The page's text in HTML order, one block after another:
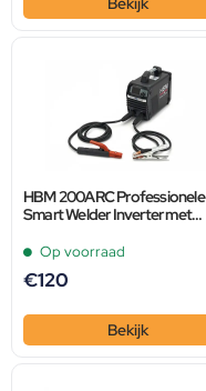
HBM 200ARC Professionele
Smart Welder Inverter met
Technologie
Op voorraad
€120
Bekijk